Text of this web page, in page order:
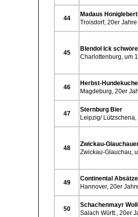
44
Madaus
Troisdorf, 20er Jahre
45
Blendol Ick
Charlottenburg, um
46
Herbst-
Magdeburg, 20er
47
Sternburg Bier
Leipzig/
48
Zwickau-
Zwickau-Glauchau,
49
Continental Absätze
Hannover, 20er
50
Schachenmayr
Salach Württ., 20er